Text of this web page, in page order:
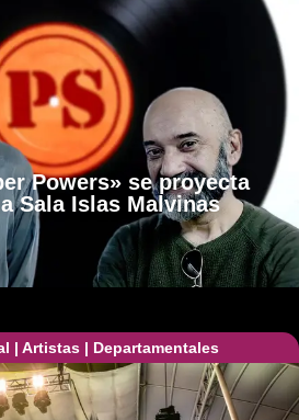
Powers» se proyecta
Sala Islas Malvinas
| Artistas | Departamentales